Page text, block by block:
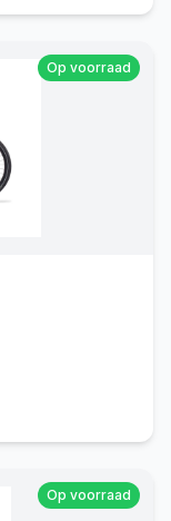
Op voorraad
Op voorraad